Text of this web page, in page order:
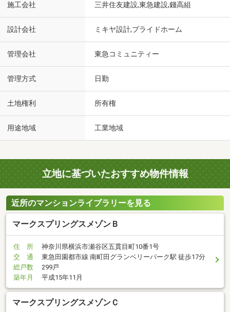
施工会社 三井住友建設,東急建設,錢高組
設計会社 ミキヤ設計,プライドホーム
管理会社 東急コミュニティー
管理方式 日勤
土地権利 所有権
用途地域 工業地域
立地に基づいたおすすめ物件情報
近所のマンションライブラリーを見る
マークスプリングスメゾンＢ
住 所
神奈川県横浜市瀬谷区五貫目町10番1号
交 通
東急田園都市線 南町田グランベリーパーク駅 徒歩17分
総戸数
299戸
築年月
平成15年11月
マークスプリングスメゾンＣ